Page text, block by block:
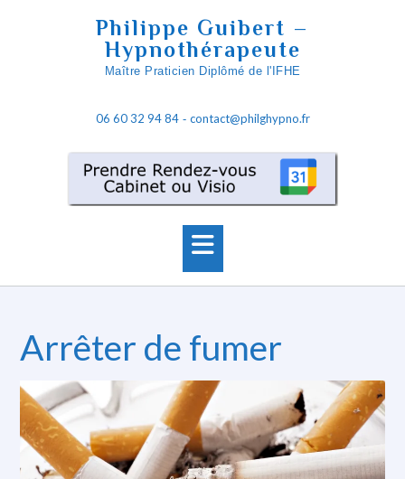
Philippe Guibert –
Hypnothérapeute
Maître Praticien Diplômé de l'IFHE
06 60 32 94 84- contact@philghypno.fr
Arrêter de fumer